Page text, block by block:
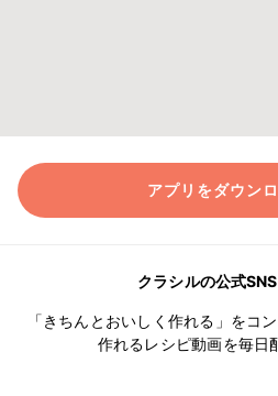
アプリをダウン
クラシルの公式
「きちんとおいしく作れる」をコ
作れるレシピ動画を毎日